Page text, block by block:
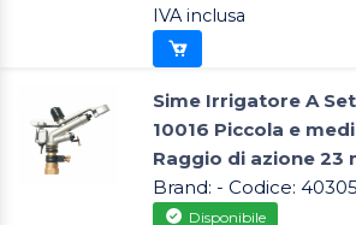
IVA inclusa
Sime Irrigatore A
10016 Piccola e
Raggio di azione 23
Brand: - Codice:
Disponibile